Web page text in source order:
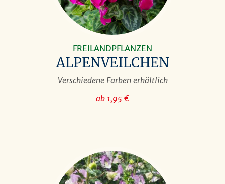
ALPENVEILCHEN
FREILANDPFLANZEN
Verschiedene Farben erhältlich
ab 1,95 €